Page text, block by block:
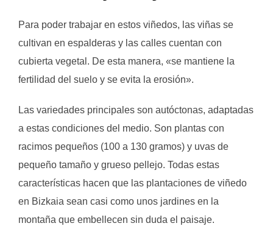
Para poder trabajar en estos viñedos, las viñas se
cultivan en espalderas y las calles cuentan con
cubierta vegetal. De esta manera, «se mantiene la
fertilidad del suelo y se evita la erosión».
Las variedades principales son autóctonas, adaptadas
a estas condiciones del medio. Son plantas con
racimos pequeños (100 a 130 gramos) y uvas de
pequeño tamaño y grueso pellejo. Todas estas
características hacen que las plantaciones de viñedo
en Bizkaia sean casi como unos jardines en la
montaña que embellecen sin duda el paisaje.